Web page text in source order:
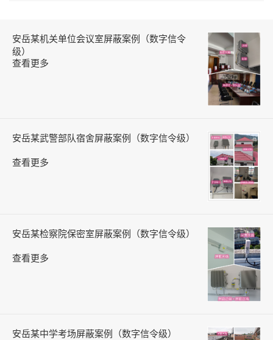
安岳某机关单位会议室屏蔽案例（数字信令
级）
查看更多
安岳某武警部队宿舍屏蔽案例（数字信令级）
查看更多
安岳某检察院保密室屏蔽案例（数字信令级）
查看更多
安岳某中学考场屏蔽案例（数字信令级）